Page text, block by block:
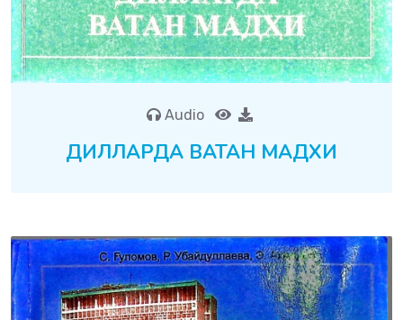
Audio
ДИЛЛАРДА ВАТАН МАДХИ